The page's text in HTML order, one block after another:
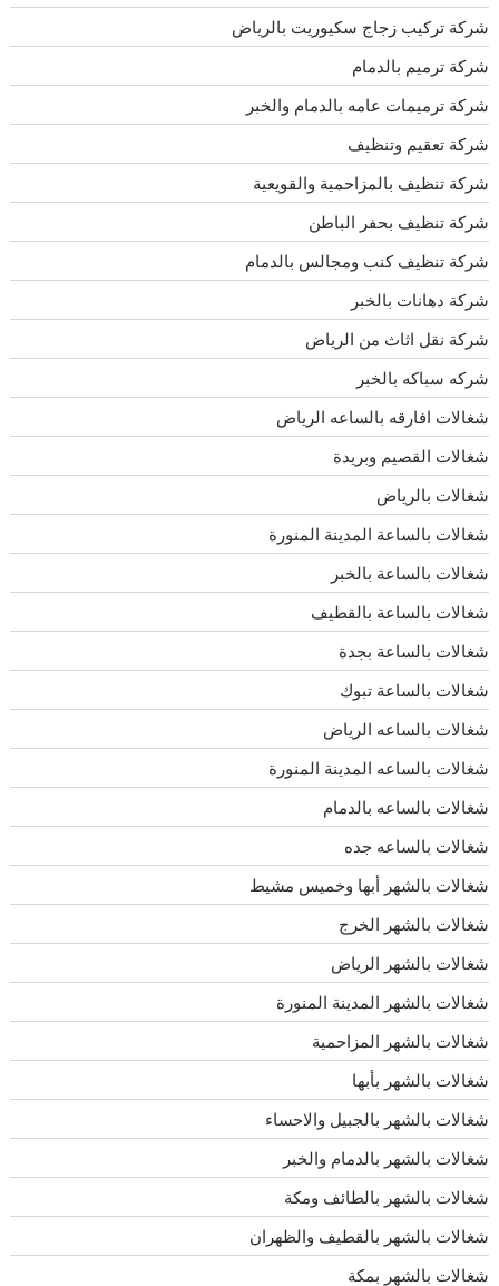
شركة تركيب زجاج سكيوريت بالرياض
شركة ترميم بالدمام
شركة ترميمات عامه بالدمام والخبر
شركة تعقيم وتنظيف
شركة تنظيف بالمزاحمية والقويعية
شركة تنظيف بحفر الباطن
شركة تنظيف كنب ومجالس بالدمام
شركة دهانات بالخبر
شركة نقل اثاث من الرياض
شركه سباكه بالخبر
شغالات افارقه بالساعه الرياض
شغالات القصيم وبريدة
شغالات بالرياض
شغالات بالساعة المدينة المنورة
شغالات بالساعة بالخبر
شغالات بالساعة بالقطيف
شغالات بالساعة بجدة
شغالات بالساعة تبوك
شغالات بالساعه الرياض
شغالات بالساعه المدينة المنورة
شغالات بالساعه بالدمام
شغالات بالساعه جده
شغالات بالشهر أبها وخميس مشيط
شغالات بالشهر الخرج
شغالات بالشهر الرياض
شغالات بالشهر المدينة المنورة
شغالات بالشهر المزاحمية
شغالات بالشهر بأبها
شغالات بالشهر بالجبيل والاحساء
شغالات بالشهر بالدمام والخبر
شغالات بالشهر بالطائف ومكة
شغالات بالشهر بالقطيف والظهران
شغالات بالشهر بمكة